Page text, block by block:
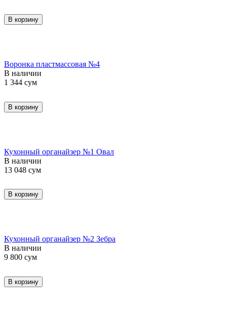
В корзину
Воронка пластмассовая №4
В наличии
1 344 сум
В корзину
Кухонный органайзер №1 Овал
В наличии
13 048 сум
В корзину
Кухонный органайзер №2 Зебра
В наличии
9 800 сум
В корзину